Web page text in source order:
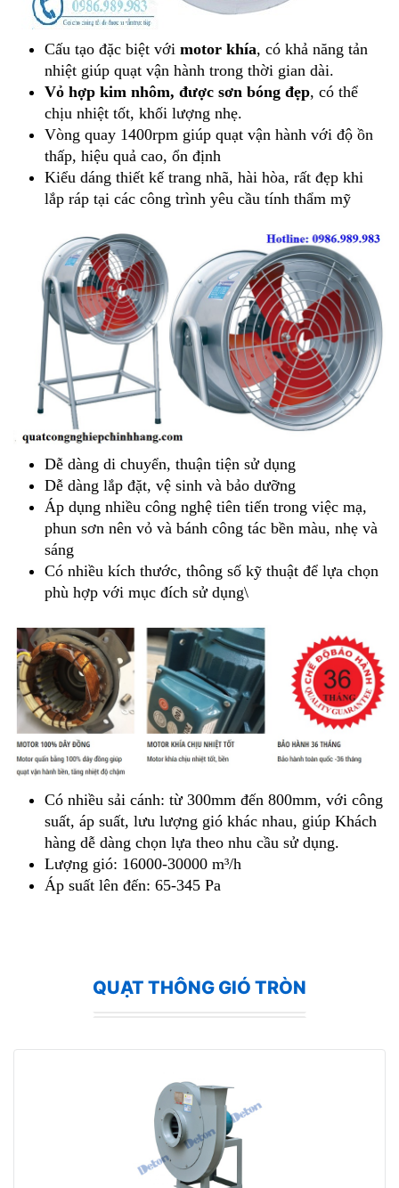
Cấu tạo đặc biệt với motor khía, có khả năng tản
nhiệt giúp quạt vận hành trong thời gian dài.
Vỏ hợp kim nhôm, được sơn bóng đẹp, có thể
chịu nhiệt tốt, khối lượng nhẹ.
Vòng quay 1400rpm giúp quạt vận hành với độ ồn
thấp, hiệu quả cao, ổn định
Kiểu dáng thiết kế trang nhã, hài hòa, rất đẹp khi
lắp ráp tại các công trình yêu cầu tính thẩm mỹ
Dễ dàng di chuyển, thuận tiện sử dụng
Dễ dàng lắp đặt, vệ sinh và bảo dưỡng
Áp dụng nhiều công nghệ tiên tiến trong việc mạ,
phun sơn nên vỏ và bánh công tác bền màu, nhẹ và
sáng
Có nhiều kích thước, thông số kỹ thuật để lựa chọn
phù hợp với mục đích sử dụng\
Có nhiều sải cánh: từ 300mm đến 800mm, với công
suất, áp suất, lưu lượng gió khác nhau, giúp Khách
hàng dễ dàng chọn lựa theo nhu cầu sử dụng.
Lượng gió: 16000-30000 m³/h
Áp suất lên đến: 65-345 Pa
QUẠT THÔNG GIÓ TRÒN